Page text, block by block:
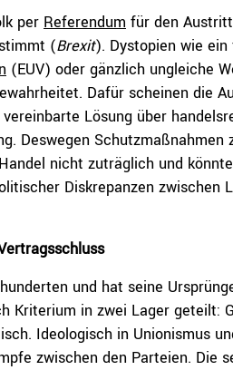
per Referendum für den
(Brexit). Dystopien wie
(EUV) oder gänzlich ungleiche
Dafür scheinen die
Lösung über
Deswegen
nicht zuträglich und
Diskrepanzen zwischen
und hat seine
Kriterium in zwei Lager geteilt:
Ideologisch in Unionismus
zwischen den Parteien. Die